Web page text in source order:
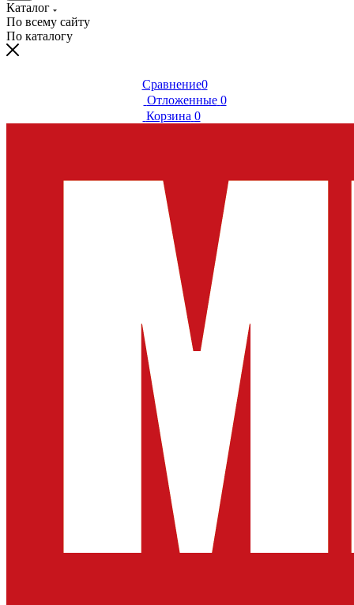
Каталог
По всему сайту
По каталогу
Сравнение0
Отложенные 0
Корзина 0